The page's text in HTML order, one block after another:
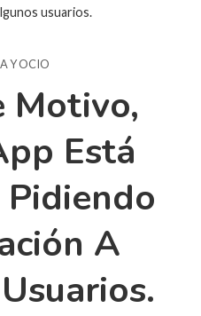
usuarios.
Y OCIO
Motivo,
Está
A